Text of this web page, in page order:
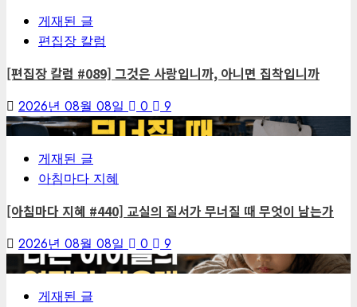
게재된 글
편집장 칼럼
[편집장 칼럼 #089] 그것은 사랑입니까, 아니면 집착입니까
2026년 08월 08일 0
9
2
게재된 글
아침마다 지혜
[아침마다 지혜 #440] 교실의 질서가 무너질 때 무엇이 남는가
2026년 08월 08일 0
9
게재된 글